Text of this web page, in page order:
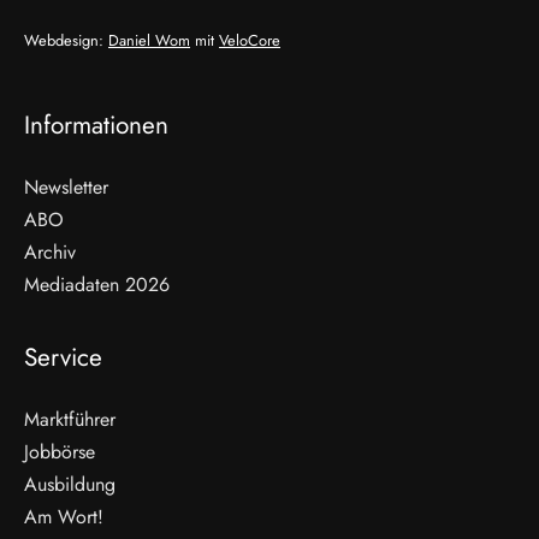
Webdesign: Daniel Wom mit VeloCore
Informationen
Newsletter
ABO
Archiv
Mediadaten 2026
Service
Marktführer
Jobbörse
Ausbildung
Am Wort!